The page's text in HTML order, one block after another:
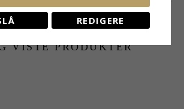
sølv x 5,4 mm
EXTRA796,- CHANTI-pris
VISTE PRODUKTER
REDIGERE